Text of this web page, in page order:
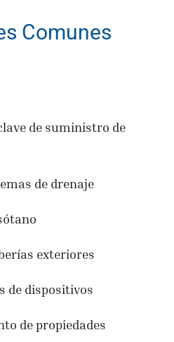
Comunes
de suministro de
de drenaje
exteriores
de dispositivos
de propiedades